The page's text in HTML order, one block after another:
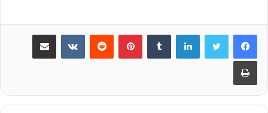
لينكدإن بينتيريست مشاركة عبر البريد
طباعة